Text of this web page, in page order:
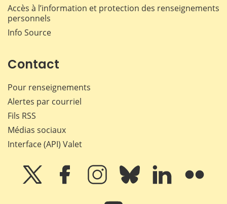
Accès à l’information et protection des renseignements
personnels
Info Source
Contact
Pour renseignements
Alertes par courriel
Fils RSS
Médias sociaux
Interface (API) Valet